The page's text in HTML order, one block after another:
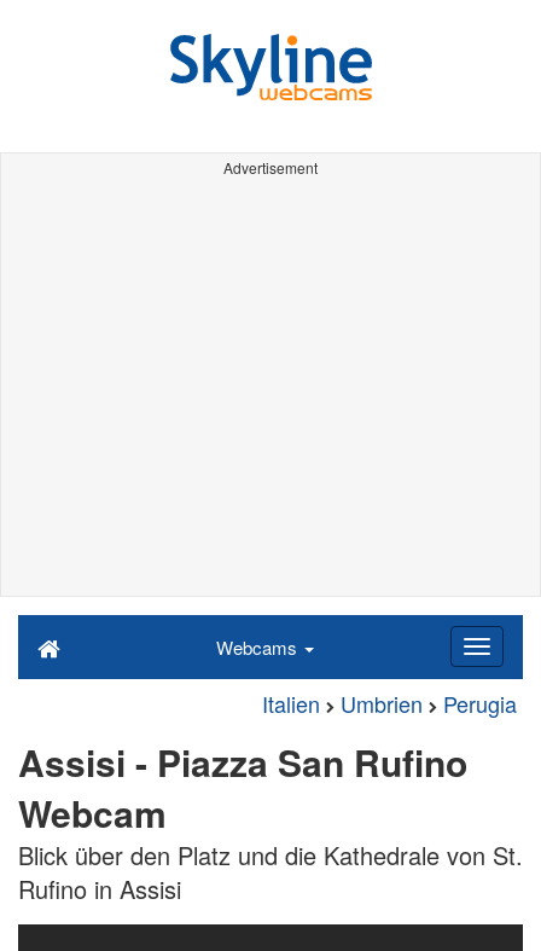
Advertisement
Webcams
Italien Umbrien Perugia
Assisi - Piazza San Rufino
Webcam
Blick über den Platz und die Kathedrale von St.
Rufino in Assisi